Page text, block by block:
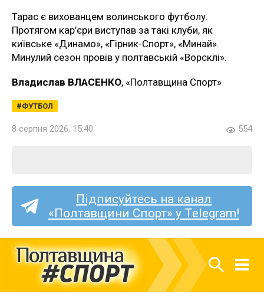
Тарас є вихованцем волинського футболу.
Протягом кар’єри виступав за такі клуби, як
київське «Динамо», «Гірник-Спорт», «Минай».
Минулий сезон провів у полтавській «Ворсклі».
Владислав ВЛАСЕНКО, «Полтавщина Спорт»
ФУТБОЛ
8 серпня 2026, 15:40 554
Підписуйтесь на канал
«Полтавщини Спорт» у Telegram!